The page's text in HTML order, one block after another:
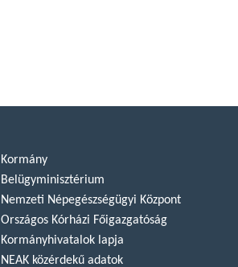
Kormány
Belügyminisztérium
Nemzeti Népegészségügyi Központ
Országos Kórházi Főigazgatóság
Kormányhivatalok lapja
NEAK közérdekű adatok